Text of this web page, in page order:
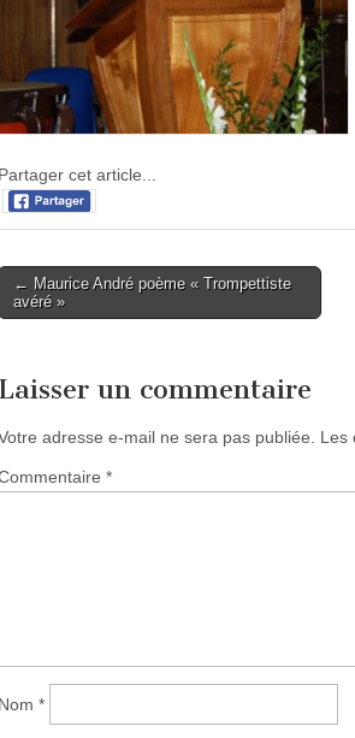
Partager cet article...
← Maurice André poème « Trompettiste
avéré »
un commentaire
adresse e-mail ne sera pas publiée. Les
*
Nom *